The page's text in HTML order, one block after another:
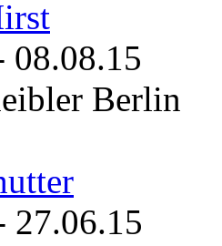
08.08.15
Berlin
27.06.15